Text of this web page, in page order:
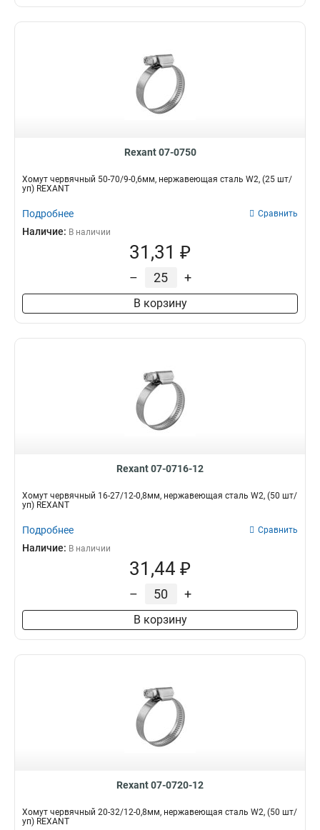
Rexant 07-0750
Хомут червячный 50-70/9-0,6мм, нержавеющая сталь W2, (25 шт/
уп) REXANT
Подробнее Сравнить
Наличие: В наличии
31,31 ₽
– +
В корзину
Rexant 07-0716-12
Хомут червячный 16-27/12-0,8мм, нержавеющая сталь W2, (50 шт/
уп) REXANT
Подробнее Сравнить
Наличие: В наличии
31,44 ₽
– +
В корзину
Rexant 07-0720-12
Хомут червячный 20-32/12-0,8мм, нержавеющая сталь W2, (50 шт/
уп) REXANT